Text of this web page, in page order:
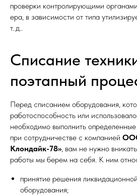
проверки контролирующими
epa, в зависимости от типа
т. д..
Списание
поэтапный
Перед списанием оборудования,
работоспособность или
необходимо выполнить
при сотрудничестве с компанией
Клондайк-78» , вам не нужно
работы мы берем на себя. К ним
принятие решения
оборудования;